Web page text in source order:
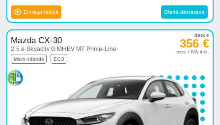
Entrega rápida Oferta destacada
Mazda CX-30
2.5 e-Skyactiv G MHEV MT Prime-Line
Micro-Híbrido ECO
desde
356 €
mes / IVA incl.